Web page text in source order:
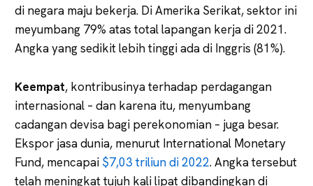
di negara maju bekerja. Di Amerika Serikat, sektor ini
meyumbang 79% atas total lapangan kerja di 2021.
Angka yang sedikit lebih tinggi ada di Inggris (81%).
Keempat, kontribusinya terhadap perdagangan
internasional – dan karena itu, menyumbang
cadangan devisa bagi perekonomian – juga besar.
Ekspor jasa dunia, menurut International Monetary
Fund, mencapai $7,03 triliun di 2022. Angka tersebut
telah meningkat tujuh kali lipat dibandingkan di